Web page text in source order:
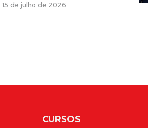
15 de julho de 2026
CURSOS